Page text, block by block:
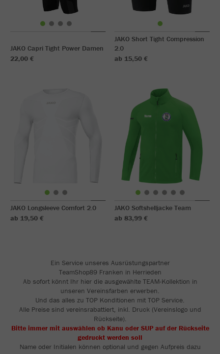
JAKO Capri Tight Power Damen
22,00 €
JAKO Short Tight Compression
2.0
ab 15,50 €
JAKO Longsleeve Comfort 2.0
ab 19,50 €
JAKO Softshelljacke Team
ab 83,99 €
Ein Service unseres Ausrüstungspartner
TeamShop89 Franken in Herrieden
Ab sofort könnt Ihr hier die ausgewählte TEAM-Kollektion in
unseren Vereinsfarben erwerben.
Und das alles zu TOP Konditionen mit TOP Service.
Alle Preise sind vereinsrabattiert, inkl. Druck (Vereinslogo und
Rückseite).
Bitte immer mit auswählen ob Kanu oder SUP auf der Rückseite
gedruckt werden soll
Name oder Initialen können optional und gegen Aufpreis dazu